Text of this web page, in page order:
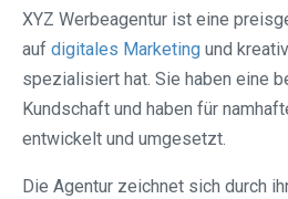
XYZ Werbeagentur ist eine
auf digitales Marketing und
spezialisiert hat. Sie haben eine
Kundschaft und haben für
entwickelt und umgesetzt.
Die Agentur zeichnet sich durch